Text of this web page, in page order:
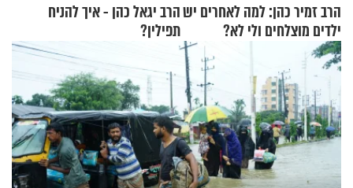
הרב זמיר כהן: למה לאחרים יש
ילדים מוצלחים ולי לא?
הרב יגאל כהן - איך להניח
תפילין?